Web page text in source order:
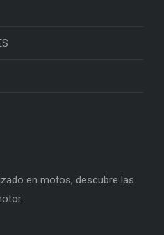
en motos, descubre las